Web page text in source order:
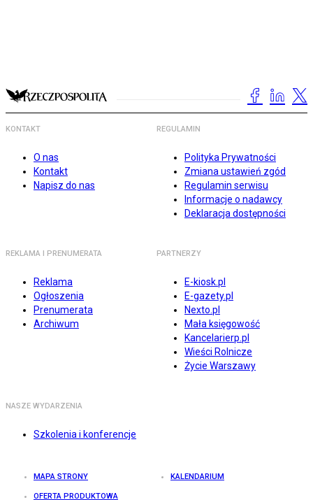
KONTAKT
O nas
Kontakt
Napisz do nas
REGULAMIN
Polityka Prywatności
Zmiana ustawień zgód
Regulamin serwisu
Informacje o nadawcy
Deklaracja dostępności
REKLAMA I PRENUMERATA
Reklama
Ogłoszenia
Prenumerata
Archiwum
PARTNERZY
E-kiosk.pl
E-gazety.pl
Nexto.pl
Mała księgowość
Kancelarierp.pl
Wieści Rolnicze
Życie Warszawy
NASZE WYDARZENIA
Szkolenia i konferencje
MAPA STRONY KALENDARIUM
OFERTA PRODUKTOWA